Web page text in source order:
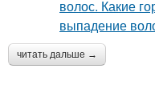
читать дальше →